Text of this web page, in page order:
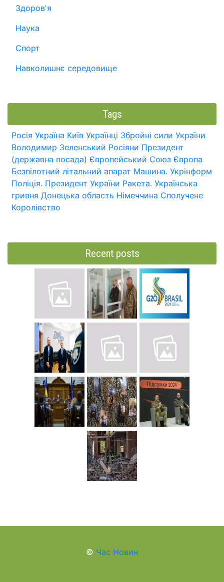
Здоров'я
Наука
Спорт
Навколишнє середовище
Tags
Росія Україна Київ Українці Збройні сили України
Володимир Зеленський Росіяни Президент
(державна посада) Європейський Союз Європа
Безпілотний літальний апарат Машина. Укрінформ
Поліція. Президент України Ракета. Українська
гривня Донецька область Німеччина Сполучене
Королівство
Recent posts
© Час Новин